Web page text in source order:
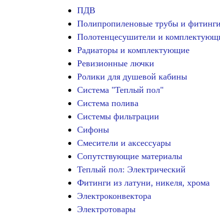
ПДВ
Полипропиленовые трубы и
Полотенцесушители и
Радиаторы и комплектующие
Ревизионные лючки
Ролики для душевой кабины
Система "Теплый пол"
Система полива
Системы фильтрации
Сифоны
Смесители и аксессуары
Сопутствующие материалы
Теплый пол: Электрический
Фитинги из латуни, никеля, хрома
Электроконвектора
Электротовары